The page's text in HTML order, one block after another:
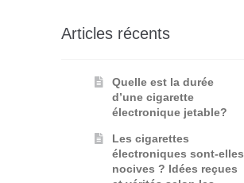
Articles récents
Quelle est la durée
d’une cigarette
électronique jetable?
Les cigarettes
électroniques sont-elles
nocives ? Idées reçues